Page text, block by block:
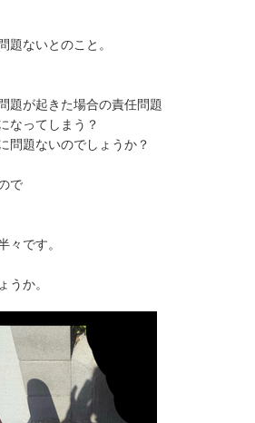
ないとのこと。
題が起きた場合の責任問題
なってしまう？
問題ないのでしょうか？
で
です。
か。